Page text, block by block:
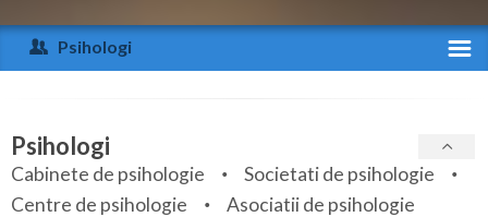
Arad
Arges
Bihor
Bistrita-Nasaud
Psihologi
Specialitati
Servicii
Psihologi
Cabinete de psihologie
Societati de psihologie
Centre de psihologie
Asociatii de psihologie